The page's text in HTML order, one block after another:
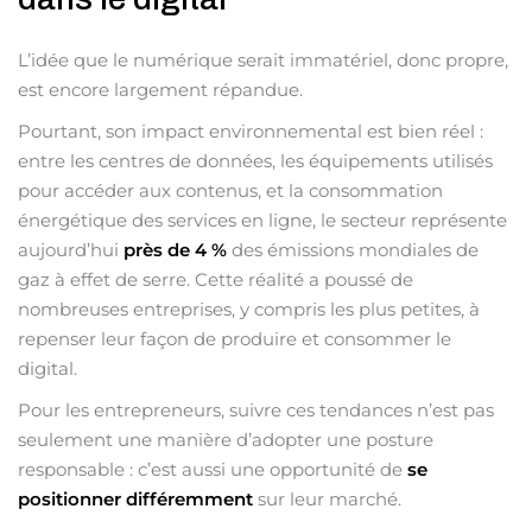
L’idée que le numérique serait immatériel, donc propre,
est encore largement répandue.
Pourtant, son impact environnemental est bien réel :
entre les centres de données, les équipements utilisés
pour accéder aux contenus, et la consommation
énergétique des services en ligne, le secteur représente
aujourd’hui près de 4 % des émissions mondiales de
gaz à effet de serre. Cette réalité a poussé de
nombreuses entreprises, y compris les plus petites, à
repenser leur façon de produire et consommer le
digital.
Pour les entrepreneurs, suivre ces tendances n’est pas
seulement une manière d’adopter une posture
responsable : c’est aussi une opportunité de se
positionner différemment sur leur marché.